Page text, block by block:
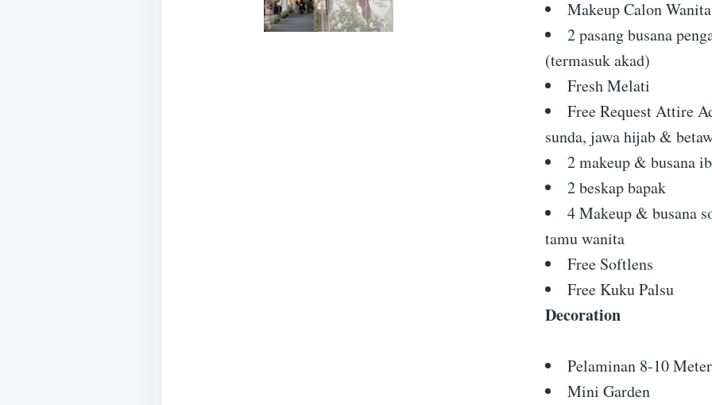
Makeup Calon
2 pasang busana
(termasuk akad)
Fresh Melati
Free Request Attire
sunda, jawa hijab &
2 makeup & busana
2 beskap bapak
4 Makeup & busana
tamu wanita
Free Softlens
Free Kuku Palsu
Decoration
Pelaminan 8-10
Mini Garden